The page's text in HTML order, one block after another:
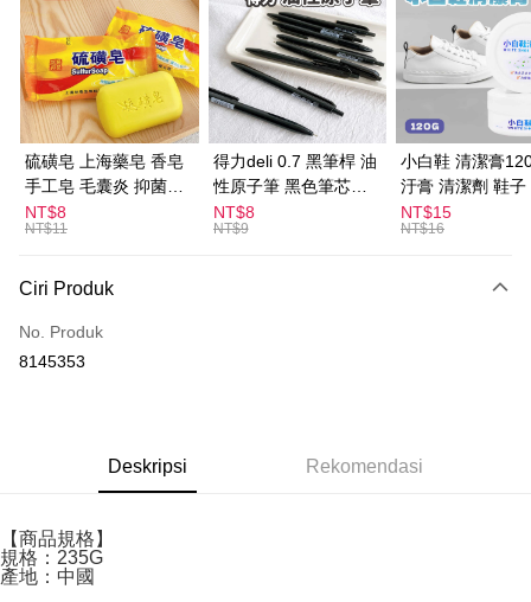
Apple Pay
JKOPAY
Easy Wallet
Pemindahan ATM
Pilihan Penghantaran
NT$60/pesanan | Penghantaran percuma untuk pesanan
付款後全家取貨
7-11取貨付款
NT$60/pesanan | Penghantaran percuma untuk pesanan
付款後7-11取貨
硫磺皂 上海藥皂 香皂
手工皂 毛囊炎 抑菌除
蟎 清潔護膚 去油去痘
寵物皮膚病 狗狗貓咪
NT$8
NT$11
得力deli 0.7 黑筆桿 油
性原子筆 黑色筆芯
S304
NT$8
NT$9
小白鞋 清潔膏
汙膏 清潔劑 鞋子
漬 白皮鞋 鞋油
NT$15
NT$16
Ciri Produk
No. Produk
8145353
Deskripsi Rekomendasi
【商品規格】
規格：235G
產地：中國